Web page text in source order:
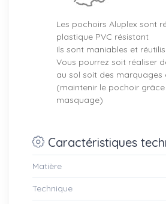
Les pochoirs Aluplex sont
plastique PVC résistant
Ils sont maniables et
Vous pourrez soit réaliser
au sol soit des marquages
(maintenir le pochoir
masquage)
Caractéristiques
Matière
Technique